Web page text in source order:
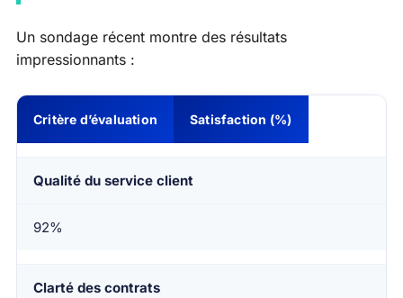
Un sondage récent montre des résultats
impressionnants :
Critère d’évaluation Satisfaction (%)
Qualité du service client
92%
Clarté des contrats